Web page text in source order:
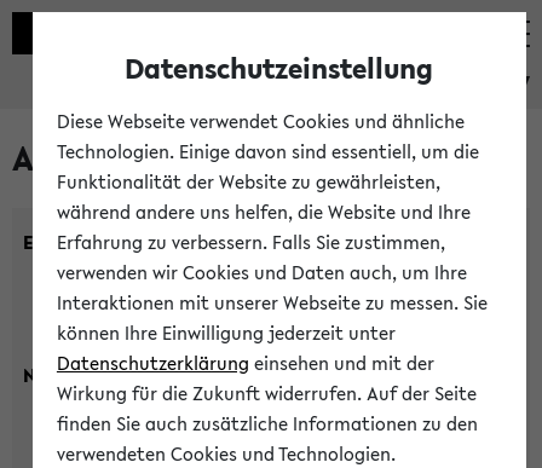
eKVV
Alle Lehrenden
Einrichtung:
Nachname:
Datenschutzeinstellung
Diese Webseite verwendet Cookies und ähnliche
Technologien. Einige davon sind essentiell, um die
Funktionalität der Website zu gewährleisten,
während andere uns helfen, die Website und Ihre
Erfahrung zu verbessern. Falls Sie zustimmen,
verwenden wir Cookies und Daten auch, um Ihre
Interaktionen mit unserer Webseite zu messen. Sie
können Ihre Einwilligung jederzeit unter
Datenschutzerklärung einsehen und mit der
Wirkung für die Zukunft widerrufen. Auf der Seite
finden Sie auch zusätzliche Informationen zu den
verwendeten Cookies und Technologien.